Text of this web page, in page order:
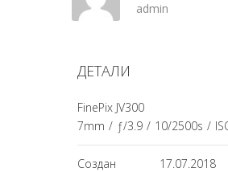
admin
ДЕТАЛИ
FinePix JV300
7mm / ƒ/3.9 / 10/2500s /
Создан
17.07.2018